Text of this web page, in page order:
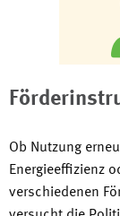
Ob Nutzung
Energieeffizienz
verschiedenen